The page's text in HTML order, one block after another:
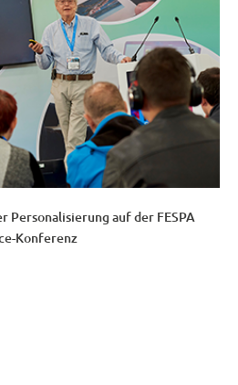
Personalisierung auf der FESPA
Konferenz